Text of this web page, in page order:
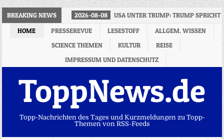
BREAKING NEWS 2026-08-08
USA UNTER TRUMP: TRUMP
HOME
PRESSEREVUE LESESTOFF
ALLGEM. WISSEN
SCIENCE THEMEN
KULTUR
REISE
IMPRESSUM UND DATENSCHUTZ
ToppNews.de
Topp-Nachrichten des Tages und Kurzmeldungen zu Topp-
Themen von RSS-Feeds